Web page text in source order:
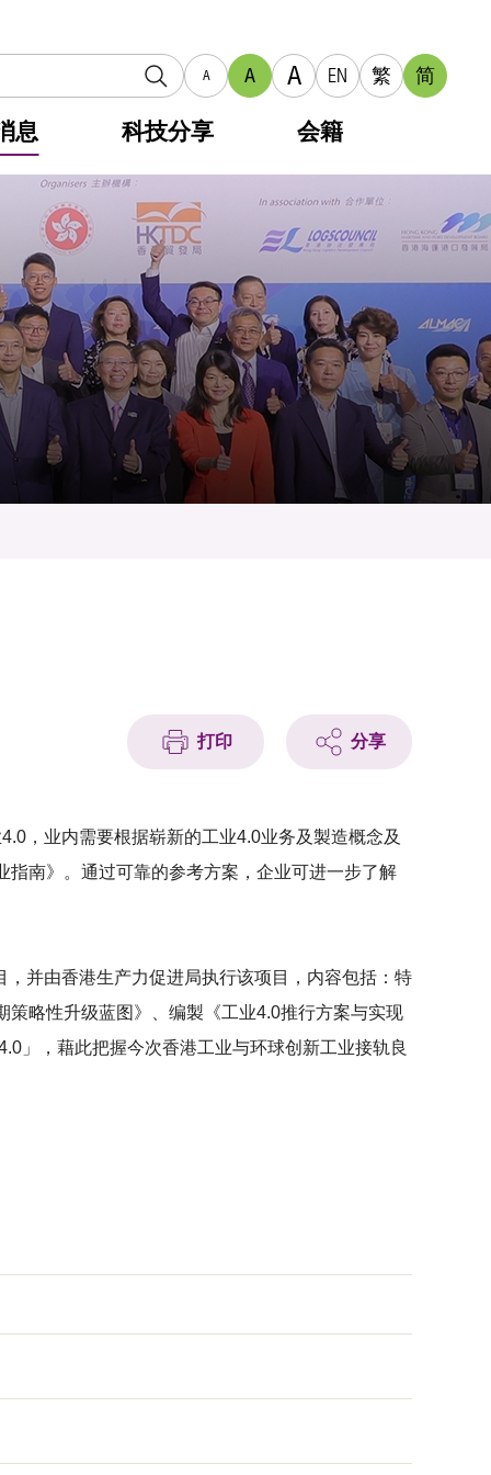
A A A EN 繁 简
息 科技分享 会籍
打印 分享
，业内需要根据崭新的工业4.0业务及製造概念及
南》。通过可靠的参考方案，企业可进一步了解
并由香港生产力促进局执行该项目，内容包括：特
略性升级蓝图》、编製《工业4.0推行方案与实现
」，藉此把握今次香港工业与环球创新工业接轨良